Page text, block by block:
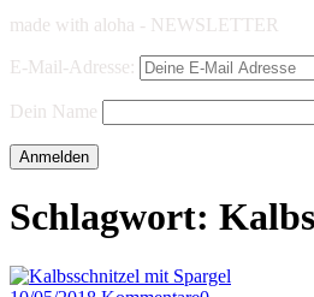
made with aloha - NEWSLETTER
E-Mail-Adresse:
Dein Name
Schlagwort: